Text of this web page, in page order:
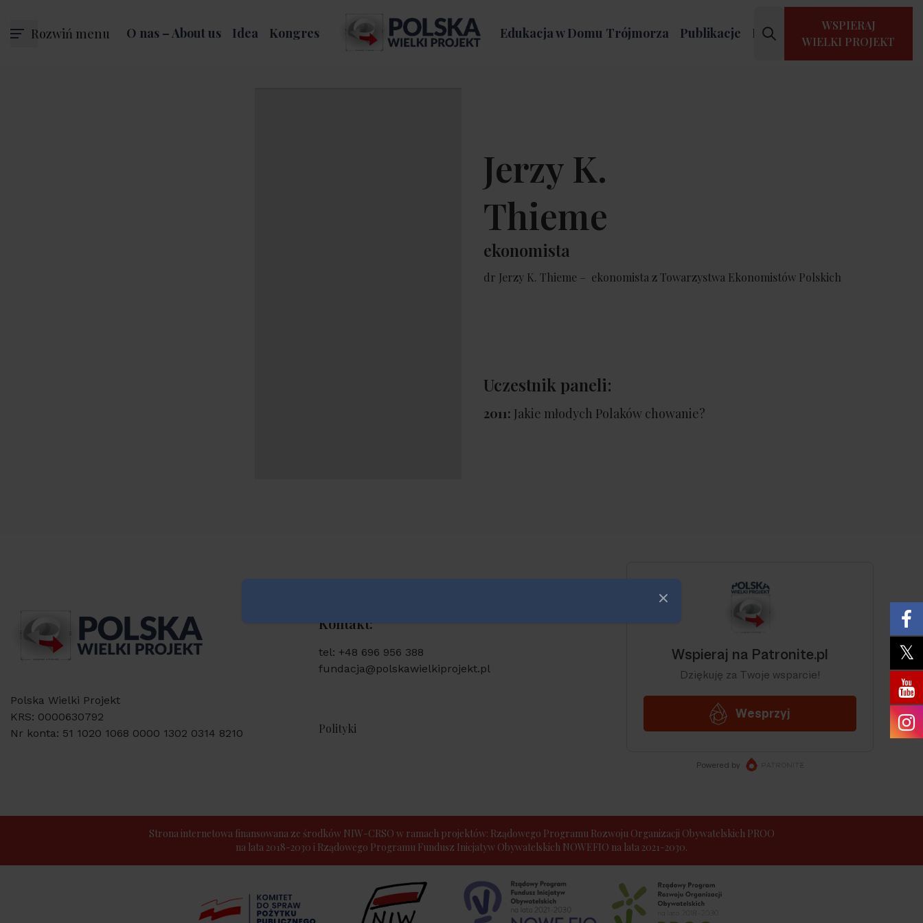
Rozwiń menu O nas – About us Idea Kongres Edukacja w Domu Trójmorza Publikacje Kontakt
WSPIERAJ
WIELKI PROJEKT
Jerzy K.
Thieme
ekonomista
dr Jerzy K. Thieme – ekonomista z Towarzystwa Ekonomistów Polskich
Uczestnik paneli:
2011: Jakie młodych Polaków chowanie?
Polska Wielki Projekt
KRS: 0000630792
Nr konta: 51 1020 1068 0000 1302 0314 8210
Kontakt:
tel: +48 696 956 388
fundacja@polskawielkiprojekt.pl
Polityki
Strona internetowa finansowana ze środków NIW-CRSO w ramach projektów: Rządowego Programu Rozwoju Organizacji Obywatelskich PROO
na lata 2018-2030 i Rządowego Programu Fundusz Inicjatyw Obywatelskich NOWEFIO na lata 2021-2030.
Zamknij